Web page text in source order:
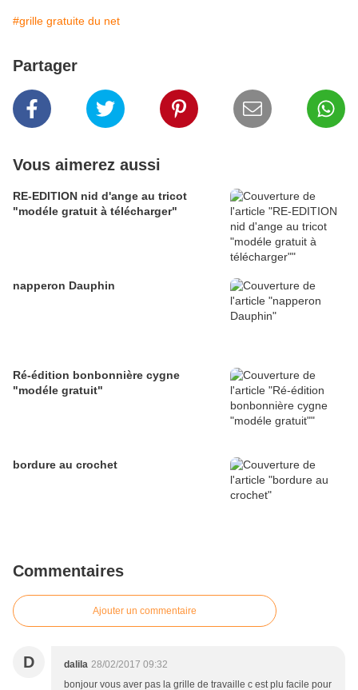
#grille gratuite du net
Partager
Vous aimerez aussi
RE-EDITION nid d'ange au tricot
"modéle gratuit à télécharger"
napperon Dauphin
Ré-édition bonbonnière cygne
"modéle gratuit"
bordure au crochet
Commentaires
Ajouter un commentaire
D dalila 28/02/2017 09:32
bonjour vous aver pas la grille de travaille c est plu facile pour